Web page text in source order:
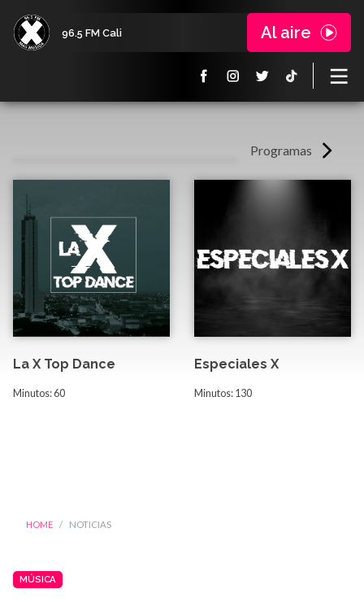
96.5 FM Cali Al aire
Programas
La X Top Dance
Minutos: 60
Especiales X
Minutos: 130
HOME NOTICIAS
MÚSICA